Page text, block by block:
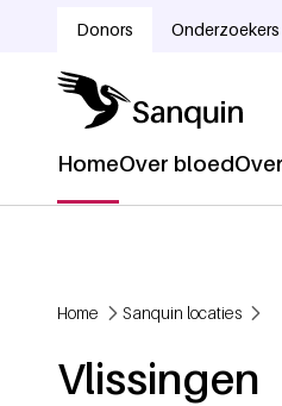
Donors Onderzoekers
Hoofdnavigatie
HomeOver bloed
Home Sanquin locaties
Vlissingen